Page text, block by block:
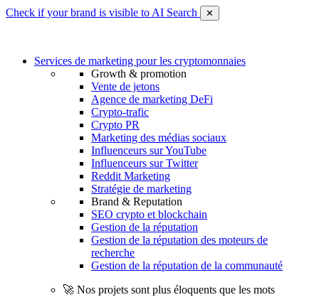
Check if your brand is visible to AI Search ✕
Services de marketing pour les cryptomonnaies
Growth & promotion
Vente de jetons
Agence de marketing DeFi
Crypto-trafic
Crypto PR
Marketing des médias sociaux
Influenceurs sur YouTube
Influenceurs sur Twitter
Reddit Marketing
Stratégie de marketing
Brand & Reputation
SEO crypto et blockchain
Gestion de la réputation
Gestion de la réputation des moteurs de
recherche
Gestion de la réputation de la communauté
🚀 Nos projets sont plus éloquents que les mots